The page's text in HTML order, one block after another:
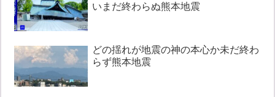
いまだ終わらぬ熊本地震
どの揺れが地震の神の本心か未だ終わ
らず熊本地震